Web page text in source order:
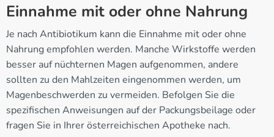
Einnahme mit oder ohne Nahrung
Je nach Antibiotikum kann die Einnahme mit oder ohne
Nahrung empfohlen werden. Manche Wirkstoffe werden
besser auf nüchternen Magen aufgenommen, andere
sollten zu den Mahlzeiten eingenommen werden, um
Magenbeschwerden zu vermeiden. Befolgen Sie die
spezifischen Anweisungen auf der Packungsbeilage oder
fragen Sie in Ihrer österreichischen Apotheke nach.